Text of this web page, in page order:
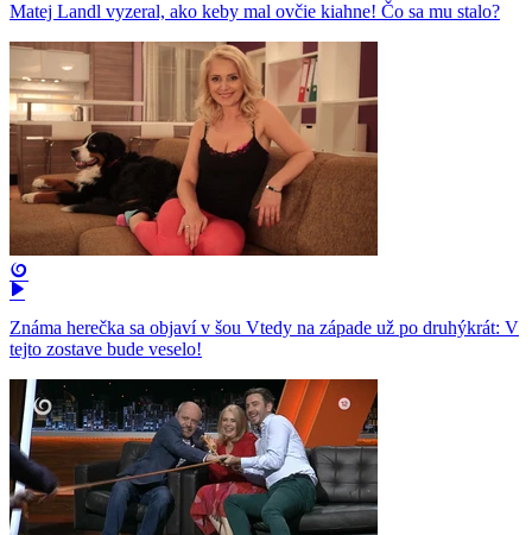
Matej Landl vyzeral, ako keby mal ovčie kiahne! Čo sa mu stalo?
Známa herečka sa objaví v šou Vtedy na západe už po druhýkrát: V
tejto zostave bude veselo!